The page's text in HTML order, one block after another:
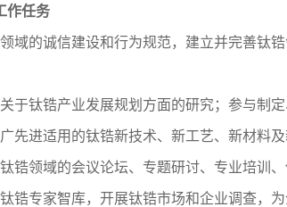
作任务
域的诚信建设和行为规范，建立并完善钛
于钛锆产业发展规划方面的研究；参与制
先进适用的钛锆新技术、新工艺、新材料及
锆领域的会议论坛、专题研讨、专业培训
锆专家智库，开展钛锆市场和企业调查，